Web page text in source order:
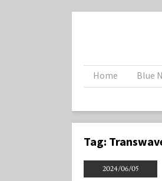
Home Blue
Tag:
2024/06/05